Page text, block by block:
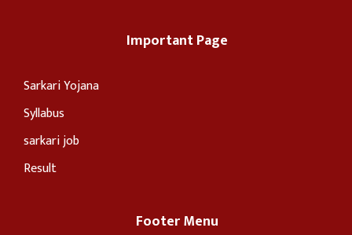
Important Page
Sarkari Yojana
Syllabus
sarkari job
Result
Footer Menu